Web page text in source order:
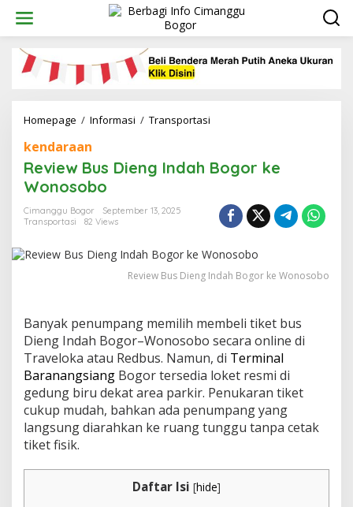
content
Homepage / Informasi / Transportasi
Indah
Bogor
Wonosobo
kendaraan
Review Bus Dieng Indah Bogor ke
Wonosobo
Cimanggu Bogor
September 13, 2025
Transportasi
82 Views
Review Bus Dieng Indah Bogor ke Wonosobo
Banyak penumpang memilih membeli tiket bus
Dieng Indah Bogor–Wonosobo secara online di
Traveloka atau Redbus. Namun, di Terminal
Baranangsiang Bogor tersedia loket resmi di
gedung biru dekat area parkir. Penukaran tiket
cukup mudah, bahkan ada penumpang yang
langsung diarahkan ke ruang tunggu tanpa cetak
tiket fisik.
Daftar Isi [hide]